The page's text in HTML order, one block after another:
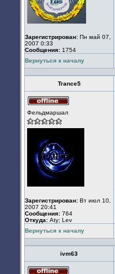
Зарегистрирован: Пн май 07,
2007 0:33
Сообщения: 1754
Вернуться к началу
Trance5
Фельдмаршал
Зарегистрирован: Вт июл 10,
2007 20:41
Сообщения: 764
Откуда: Aty; Lev
Вернуться к началу
ivm63